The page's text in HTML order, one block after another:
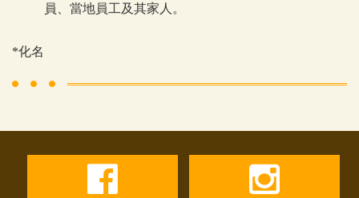
員、當地員工及其家人。
*化名